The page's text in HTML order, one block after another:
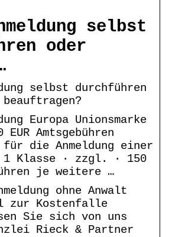
selbst
oder
selbst durchführen
Europa Unionsmarke
Amtsgebühren
für die Anmeldung einer
Klasse · zzgl. · 150
je weitere …
ohne Anwalt
zur Kostenfalle
Sie sich von uns
Rieck & Partner